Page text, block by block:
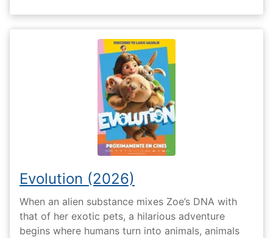
Evolution (2026)
When an alien substance mixes Zoe’s DNA with
that of her exotic pets, a hilarious adventure
begins where humans turn into animals, animals